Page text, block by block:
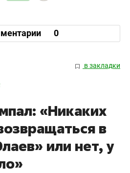
0
в закладки
«Никаких
в
или нет, у